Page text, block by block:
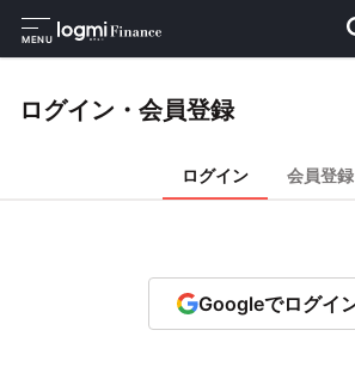
MENU
ログイン・会員登録
ログイン 会員登録
Googleでログイ